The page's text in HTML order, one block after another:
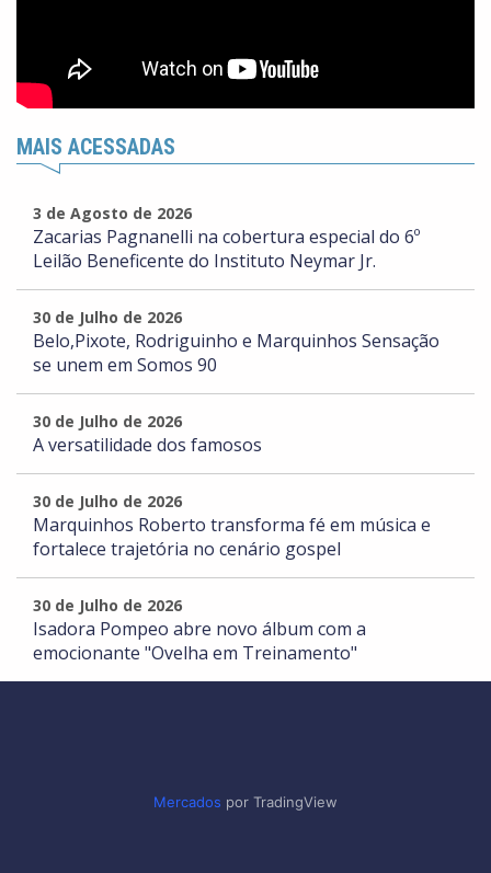
MAIS ACESSADAS
3 de Agosto de 2026
Zacarias Pagnanelli na cobertura especial do 6º
Leilão Beneficente do Instituto Neymar Jr.
30 de Julho de 2026
Belo,Pixote, Rodriguinho e Marquinhos Sensação
se unem em Somos 90
30 de Julho de 2026
A versatilidade dos famosos
30 de Julho de 2026
Marquinhos Roberto transforma fé em música e
fortalece trajetória no cenário gospel
30 de Julho de 2026
Isadora Pompeo abre novo álbum com a
emocionante "Ovelha em Treinamento"
Mercados por TradingView